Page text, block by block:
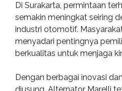
Di Surakarta, permintaan
semakin meningkat seiring
industri otomotif.
menyadari pentingnya
berkualitas untuk menjaga
Dengan berbagai inovasi